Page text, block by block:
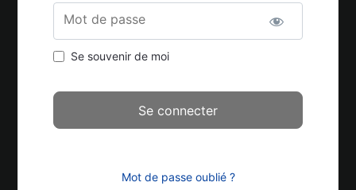
Mot de passe
Se souvenir de moi
Mot de passe oublié ?